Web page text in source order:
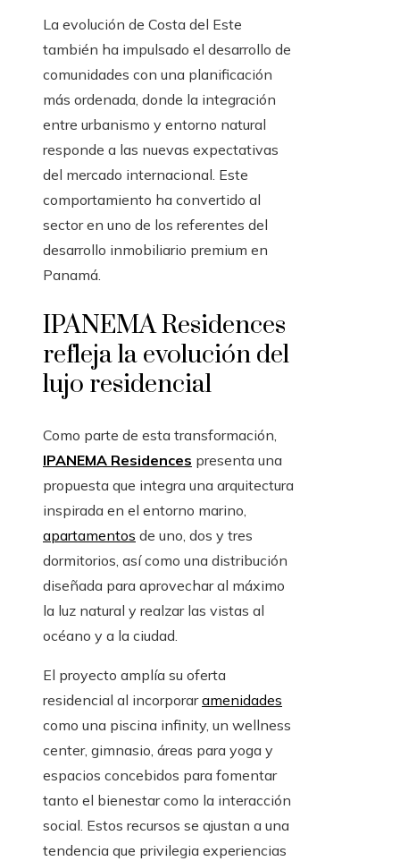
La evolución de Costa del Este
también ha impulsado el desarrollo de
comunidades con una planificación
más ordenada, donde la integración
entre urbanismo y entorno natural
responde a las nuevas expectativas
del mercado internacional. Este
comportamiento ha convertido al
sector en uno de los referentes del
desarrollo inmobiliario premium en
Panamá.
IPANEMA Residences
refleja la evolución del
lujo residencial
Como parte de esta transformación,
IPANEMA Residences presenta una
propuesta que integra una arquitectura
inspirada en el entorno marino,
apartamentos de uno, dos y tres
dormitorios, así como una distribución
diseñada para aprovechar al máximo
la luz natural y realzar las vistas al
océano y a la ciudad.
El proyecto amplía su oferta
residencial al incorporaramenidades
como una piscina infinity, un wellness
center, gimnasio, áreas para yoga y
espacios concebidos para fomentar
tanto el bienestar como la interacción
social. Estos recursos se ajustan a una
tendencia que privilegia experiencias